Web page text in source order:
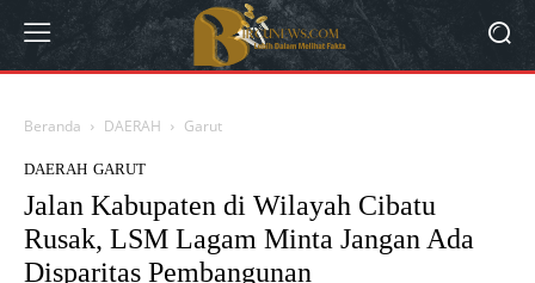
Beranda DAERAH Garut
DAERAH GARUT
Jalan Kabupaten di Wilayah Cibatu
Rusak, LSM Lagam Minta Jangan Ada
Disparitas Pembangunan